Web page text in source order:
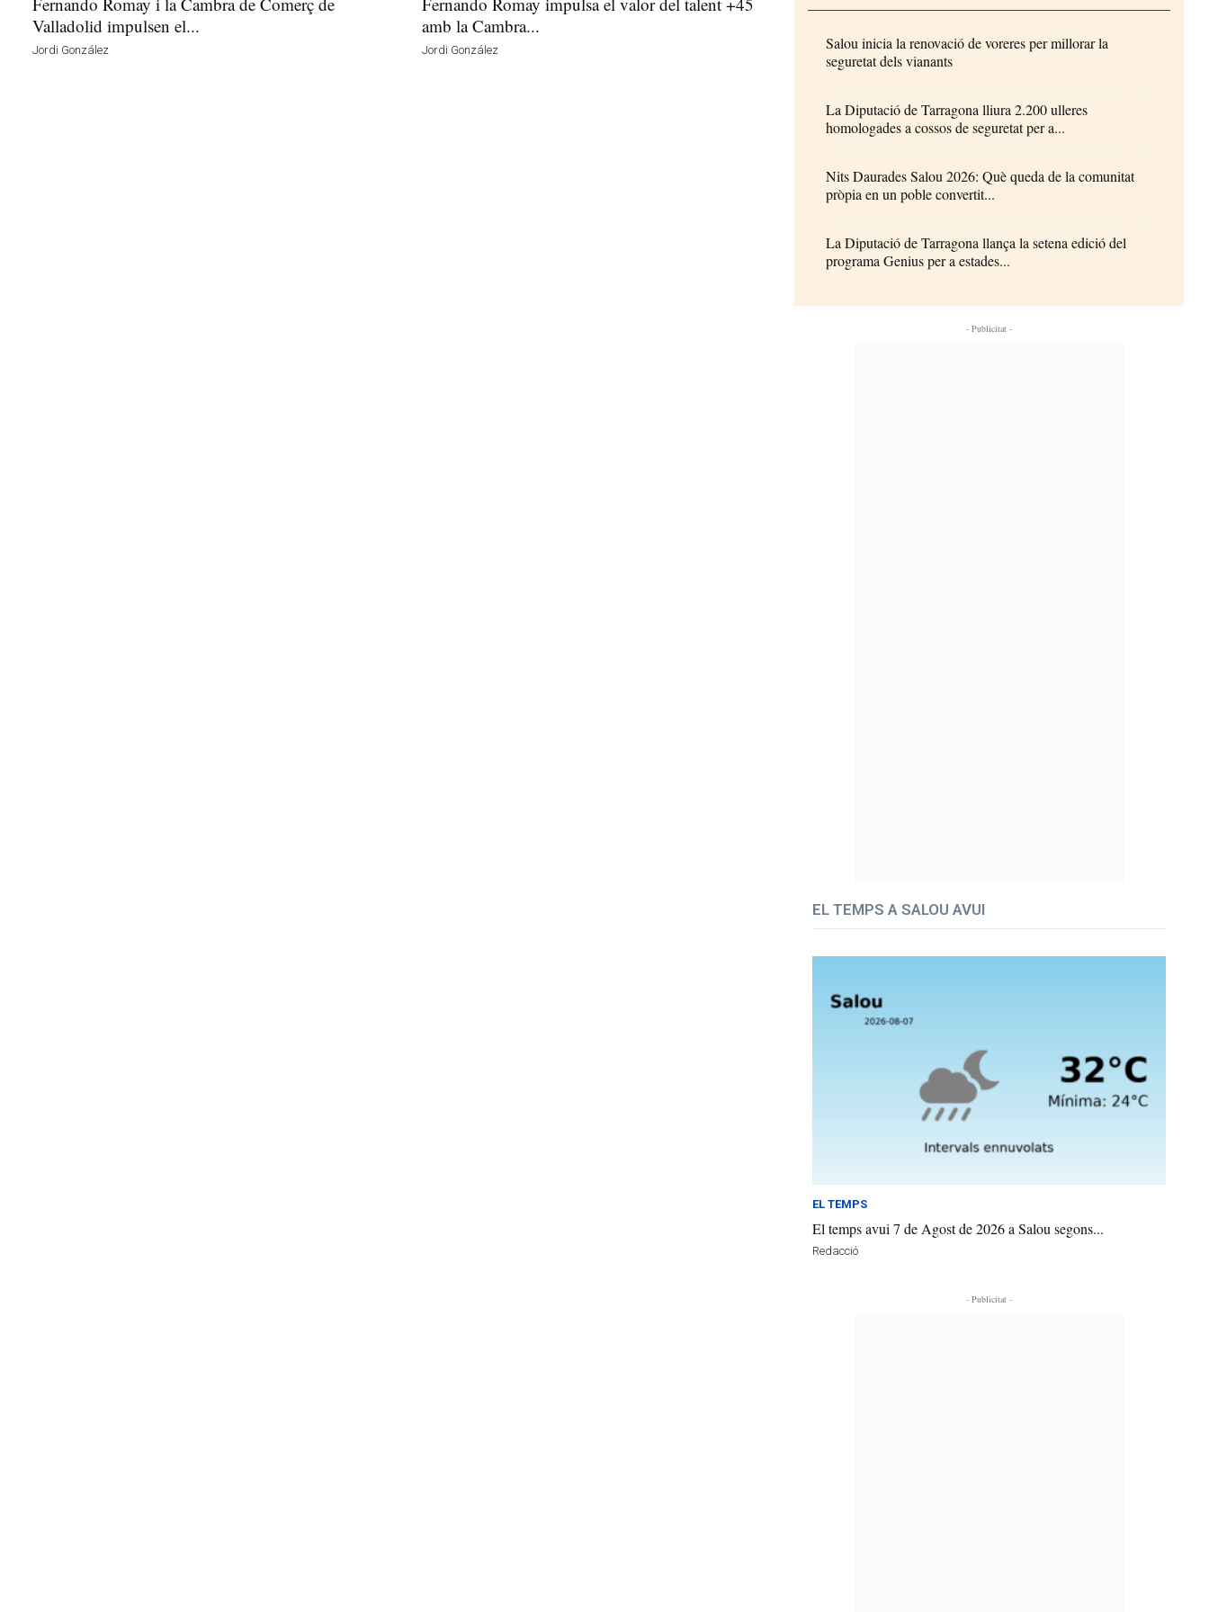
Valladolid impulsen el...
Jordi González
amb la Cambra...
Jordi González
Salou inicia la renovació de voreres per millorar la
seguretat dels vianants
La Diputació de Tarragona lliura 2.200 ulleres
homologades a cossos de seguretat per a...
Nits Daurades Salou 2026: Què queda de la comunitat
pròpia en un poble convertit...
La Diputació de Tarragona llança la setena edició del
programa Genius per a estades...
- Publicitat -
EL TEMPS A SALOU AVUI
EL TEMPS
El temps avui 7 de Agost de 2026 a Salou segons...
Redacció
- Publicitat -